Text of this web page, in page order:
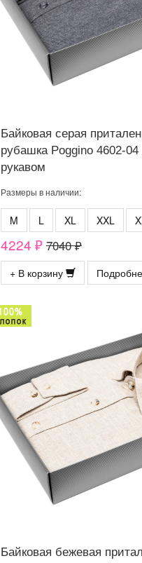
Байковая серая
рубашка Poggino 4602-
рукавом
Размеры в наличии:
M L XL XXL
4224 ₽ 7040 ₽
+ В корзину
Байковая бежевая